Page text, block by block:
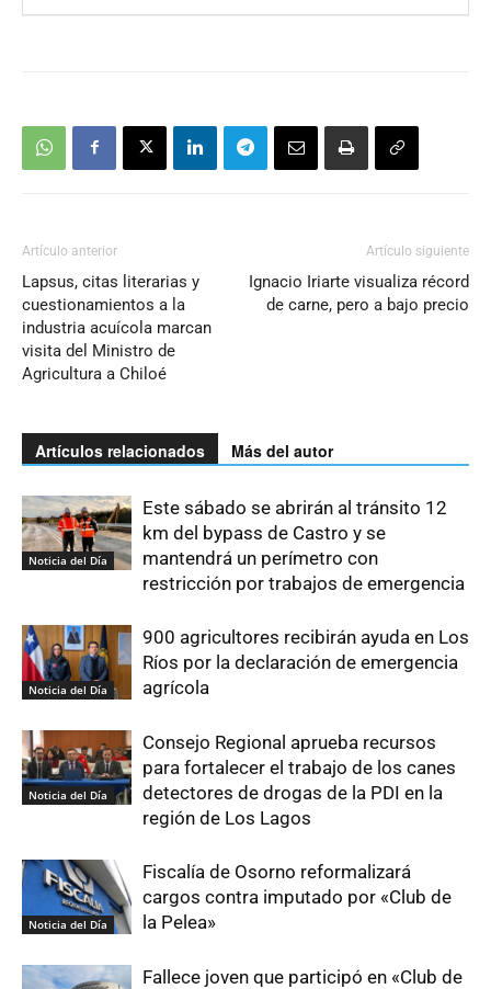
Artículo anterior
Lapsus, citas literarias y
cuestionamientos a la
industria acuícola marcan
visita del Ministro de
Agricultura a Chiloé
Artículo siguiente
Ignacio Iriarte visualiza récord
de carne, pero a bajo precio
Artículos relacionados Más del autor
Noticia del Día
Este sábado se abrirán al tránsito 12
km del bypass de Castro y se
mantendrá un perímetro con
restricción por trabajos de emergencia
Noticia del Día
900 agricultores recibirán ayuda en Los
Ríos por la declaración de emergencia
agrícola
Noticia del Día
Consejo Regional aprueba recursos
para fortalecer el trabajo de los canes
detectores de drogas de la PDI en la
región de Los Lagos
Noticia del Día
Fiscalía de Osorno reformalizará
cargos contra imputado por «Club de
la Pelea»
Fallece joven que participó en «Club de